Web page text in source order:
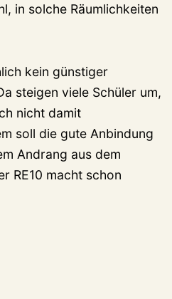
in solche Räumlichkeiten
kein günstiger
steigen viele Schüler um,
nicht damit
soll die gute Anbindung
Andrang aus dem
RE10 macht schon